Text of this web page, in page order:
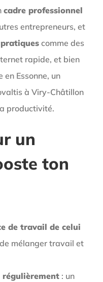
cadre professionnel
entrepreneurs, et
comme des
rapide, et bien
en Essonne, un
à Viry-Châtillon
productivité.
un
ton
de travail de celui
mélanger travail et
: un